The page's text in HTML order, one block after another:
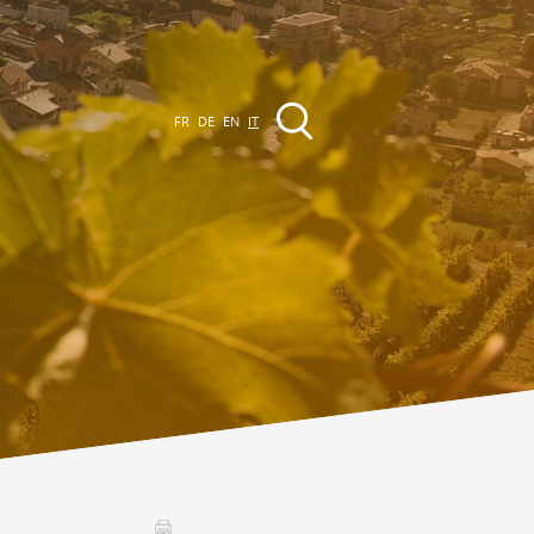
EVENTI
La regione
Promenades
Tutte le manifestazioni
Club Vinum Montis
Assemblées générales & Statuts
FR DE EN IT